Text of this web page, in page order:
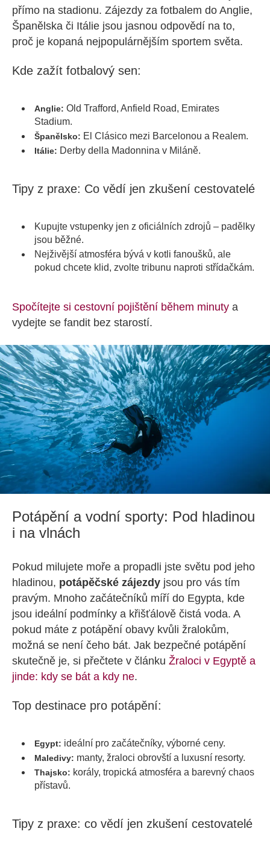
přímo na stadionu. Zájezdy za fotbalem do Anglie,
Španělska či Itálie jsou jasnou odpovědí na to,
proč je kopaná nejpopulárnějším sportem světa.
Kde zažít fotbalový sen:
Anglie: Old Trafford, Anfield Road, Emirates
Stadium.
Španělsko: El Clásico mezi Barcelonou a Realem.
Itálie: Derby della Madonnina v Miláně.
Tipy z praxe: Co vědí jen zkušení cestovatelé
Kupujte vstupenky jen z oficiálních zdrojů – padělky
jsou běžné.
Nejživější atmosféra bývá v kotli fanoušků, ale
pokud chcete klid, zvolte tribunu naproti střídačkám.
Spočítejte si cestovní pojištění během minuty a
vydejte se fandit bez starostí.
Potápění a vodní sporty: Pod hladinou
i na vlnách
Pokud milujete moře a propadli jste světu pod jeho
hladinou, potápěčské zájezdy jsou pro vás tím
pravým. Mnoho začátečníků míří do Egypta, kde
jsou ideální podmínky a křišťálově čistá voda. A
pokud máte z potápění obavy kvůli žralokům,
možná se není čeho bát. Jak bezpečné potápění
skutečně je, si přečtete v článku Žraloci v Egyptě a
jinde: kdy se bát a kdy ne.
Top destinace pro potápění:
Egypt: ideální pro začátečníky, výborné ceny.
Maledivy: manty, žraloci obrovští a luxusní resorty.
Thajsko: korály, tropická atmosféra a barevný chaos
přístavů.
Tipy z praxe: co vědí jen zkušení cestovatelé